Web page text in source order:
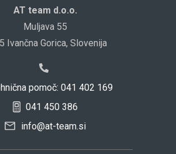
AT team d.o.o.
Muljava 55
Ivančna Gorica, Slovenija
pomoč: 041 402 169
041 450 386
info@at-team.si